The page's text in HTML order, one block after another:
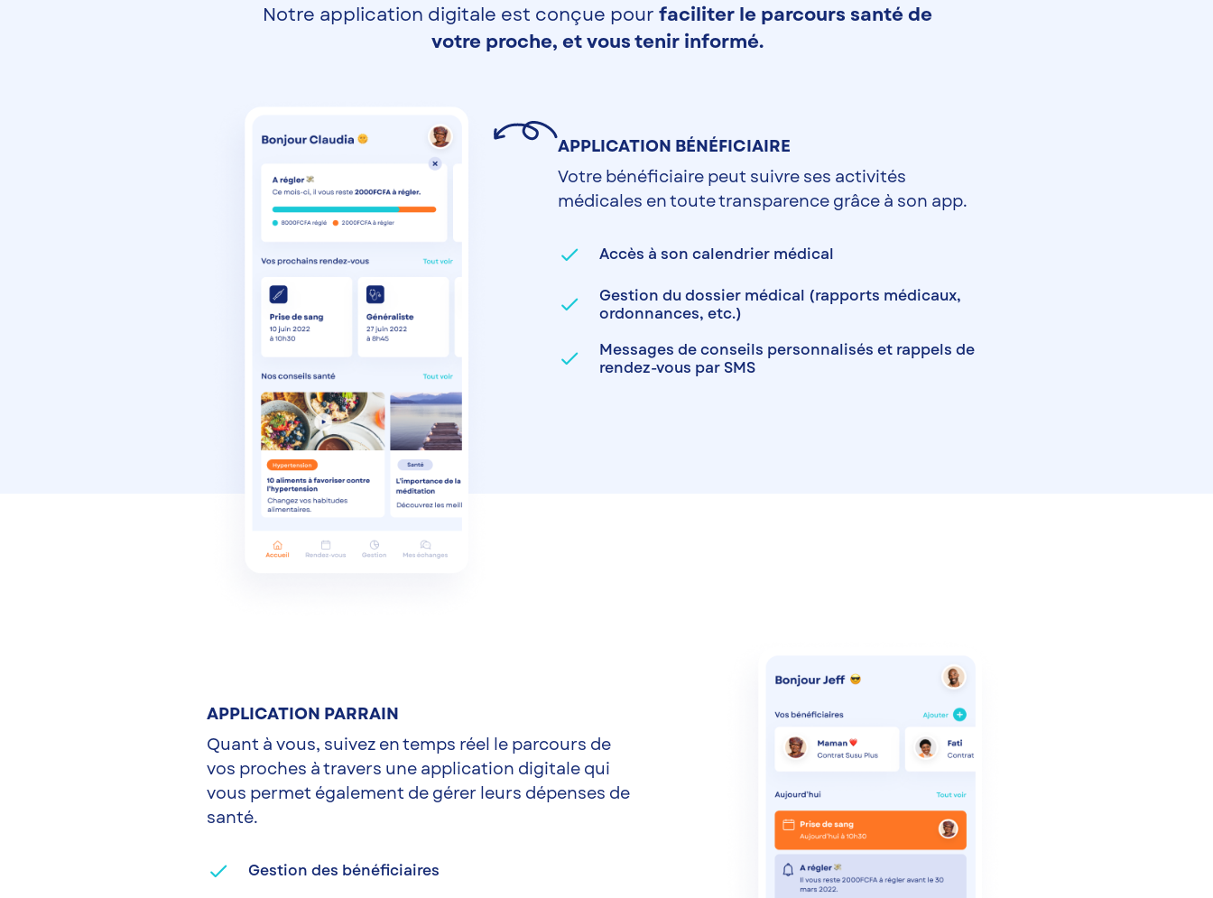
Notre application digitale est conçue pour faciliter le parcours santé de
votre proche, et vous tenir informé.
APPLICATION BÉNÉFICIAIRE
Votre bénéficiaire peut suivre ses activités
médicales en toute transparence grâce à son app.
done Accès à son calendrier médical
done
Gestion du dossier médical (rapports médicaux,
ordonnances, etc.)
done
Messages de conseils personnalisés et rappels de
rendez-vous par SMS
APPLICATION PARRAIN
Quant à vous, suivez en temps réel le parcours de
vos proches à travers une application digitale qui
vous permet également de gérer leurs dépenses de
santé.
done Gestion des bénéficiaires